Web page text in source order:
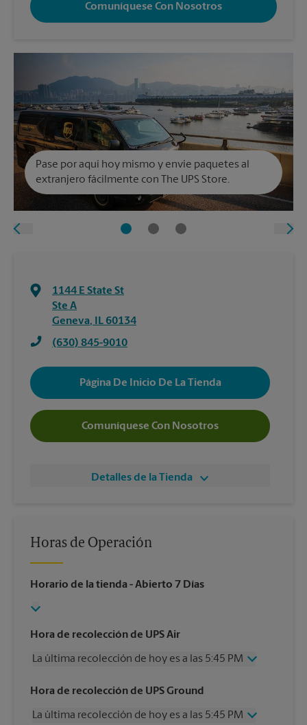
Comuníquese Con Nosotros
Pase por aquí hoy mismo y envíe paquetes al
extranjero fácilmente con The UPS Store.
1144 E State St
Ste A
Geneva, IL 60134
(630) 845-9010
Página De Inicio De La Tienda
Comuníquese Con Nosotros
Detalles de la Tienda
Horas de Operación
Horario de la tienda - Abierto 7 Días
Hora de recolección de UPS Air
La última recolección de hoy es a las 5:45 PM
Miércoles
5:45 PM
Viernes
5:45 PM
Hora de recolección de UPS Ground
La última recolección de hoy es a las 5:45 PM